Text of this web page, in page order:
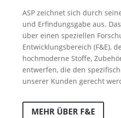
ASP zeichnet sich durch
und Erfindungsgabe aus.
über einen speziellen
Entwicklungsbereich (F&E),
hochmoderne Stoffe,
entwerfen, die den
unserer Kunden gerecht
MEHR ÜBER F&E